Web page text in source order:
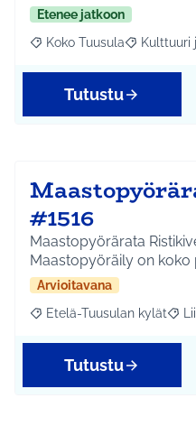
Etenee jatkoon
Rajaa tulokset aihepiirin
Koko Tuusula Rajaa
Kulttuuri
Tutustu
#1516
Maastopyörärata
Arvioitavana
Rajaa tulokset aihepiirin
Etelä-Tuusulan kylät
Tutustu